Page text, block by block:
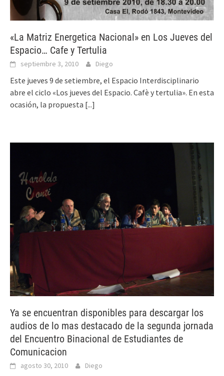
«La Matriz Energetica Nacional» en Los Jueves del
Espacio… Cafe y Tertulia
septiembre 3, 2010 Diego
Este jueves 9 de setiembre, el Espacio Interdisciplinario
abre el ciclo «Los jueves del Espacio. Cafè y tertulia». En esta
ocasión, la propuesta [...]
Ya se encuentran disponibles para descargar los
audios de lo mas destacado de la segunda jornada
del Encuentro Binacional de Estudiantes de
Comunicacion
agosto 30, 2010 Diego